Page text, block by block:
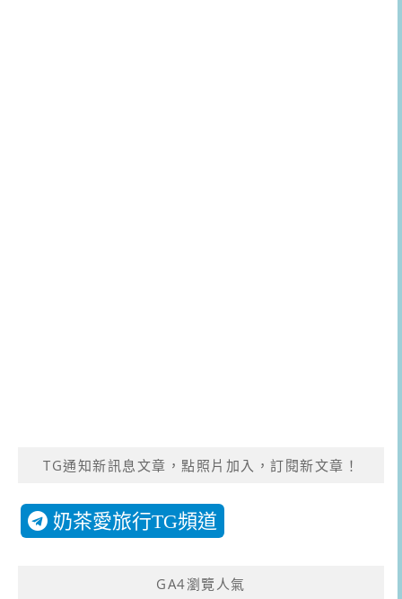
TG通知新訊息文章，點照片加入，訂閱新文章！
奶茶愛旅行TG頻道
GA4瀏覽人氣